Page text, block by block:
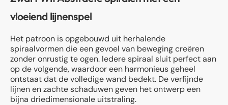
vloeiend lijnenspel
Het patroon is opgebouwd uit herhalende
spiraalvormen die een gevoel van beweging creëren
zonder onrustig te ogen. Iedere spiraal sluit perfect aan
op de volgende, waardoor een harmonieus geheel
ontstaat dat de volledige wand bedekt. De verfijnde
lijnen en zachte schaduwen geven het ontwerp een
bijna driedimensionale uitstraling.